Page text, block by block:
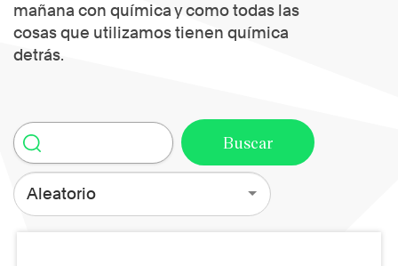
mañana con química y como todas las
cosas que utilizamos tienen química
detrás.
Aleatorio